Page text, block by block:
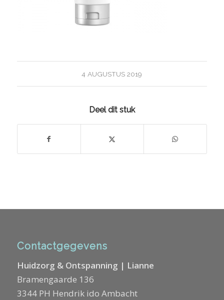
4 AUGUSTUS 2019
Deel dit stuk
Contactgegevens
Huidzorg & Ontspanning | Lianne
Bramengaarde 136
3344 PH Hendrik ido Ambacht